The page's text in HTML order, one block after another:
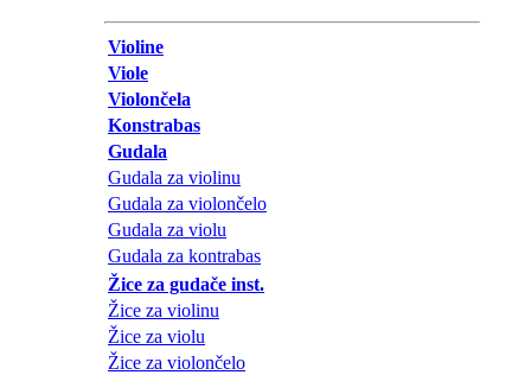
Violine
Viole
Violončela
Konstrabas
Gudala
Gudala za violinu
Gudala za violončelo
Gudala za violu
Gudala za kontrabas
Žice za gudače inst.
Žice za violinu
Žice za violu
Žice za violončelo